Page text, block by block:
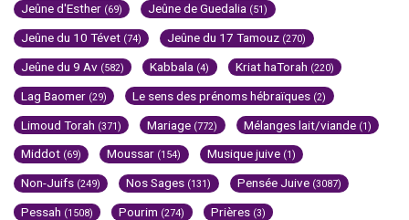
Jeûne d'Esther (69) Jeûne de Guedalia (51)
Jeûne du 10 Tévet (74) Jeûne du 17 Tamouz (270)
Jeûne du 9 Av (582) Kabbala (4) Kriat haTorah (220)
Lag Baomer (29) Le sens des prénoms hébraïques (2)
Limoud Torah (371) Mariage (772) Mélanges lait/viande (1)
Middot (69) Moussar (154) Musique juive (1)
Non-Juifs (249) Nos Sages (131) Pensée Juive (3087)
Pessah (1508) Pourim (274) Prières (3)